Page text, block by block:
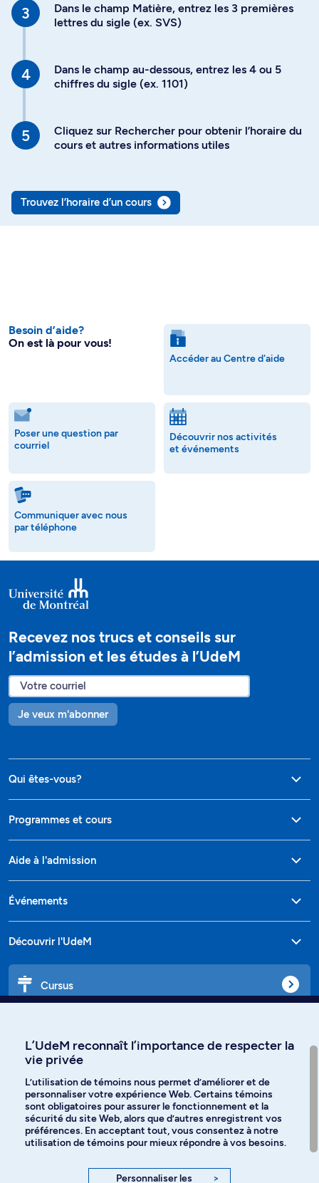
Dans le champ Matière, entrez les 3 premières
lettres du sigle (ex. SVS)
Dans le champ au-dessous, entrez les 4 ou 5
chiffres du sigle (ex. 1101)
Cliquez sur Rechercher pour obtenir l’horaire du
cours et autres informations utiles
Trouvez l’horaire d’un cours
Besoin d’aide?
On est là pour vous!
Accéder au Centre d'aide
Poser une question par
courriel
Découvrir nos activités
et événements
Communiquer avec nous
par téléphone
Recevez nos trucs et conseils sur
l’admission et les études à l’UdeM
Je veux m'abonner
Qui êtes-vous?
Programmes et cours
Aide à l'admission
Événements
Découvrir l'UdeM
Cursus
Langues
Facebook Instagram
YouTube
L’UdeM reconnaît l’importance de respecter la
vie privée
L’utilisation de témoins nous permet d’améliorer et de
personnaliser votre expérience Web. Certains témoins
sont obligatoires pour assurer le fonctionnement et la
sécurité du site Web, alors que d’autres enregistrent vos
préférences. En acceptant tout, vous consentez à notre
utilisation de témoins pour mieux répondre à vos besoins.
Personnaliser les >